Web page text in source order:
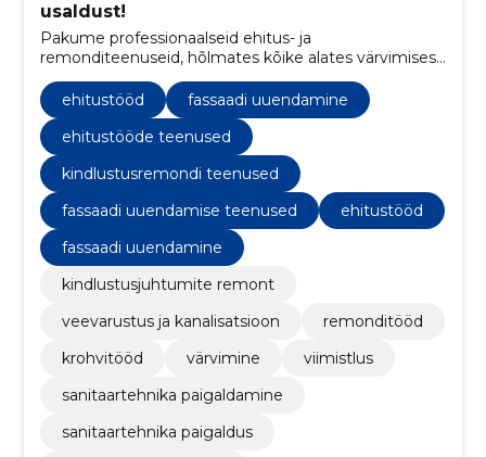
usaldust!
Pakume professionaalseid ehitus- ja
remonditeenuseid, hõlmates kõike alates värvimisest
ja krohvimisest kuni fassaadi uuendamise ja
sanitaartehnika paigaldamiseni.
ehitustööd
fassaadi uuendamine
ehitustööde teenused
kindlustusremondi teenused
fassaadi uuendamise teenused
ehitustööd
fassaadi uuendamine
kindlustusjuhtumite remont
veevarustus ja kanalisatsioon
remonditööd
krohvitööd
värvimine
viimistlus
sanitaartehnika paigaldamine
sanitaartehnika paigaldus